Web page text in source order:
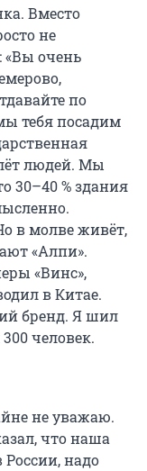
Вместо
не
«Вы очень
по
тебя посадим
людей. Мы
30–40 % здания
в молве живёт,
«Алпи».
«Винс»,
в Китае.
бренд. Я шил
человек.
не уважаю.
что наша
надо